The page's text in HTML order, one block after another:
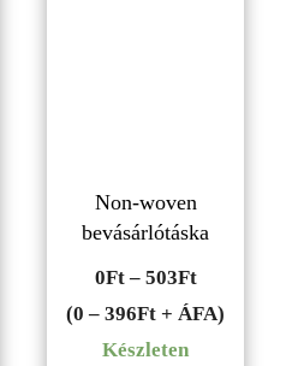
Non-woven
bevásárlótáska
0Ft – 503Ft
0Ft
(0 – 396Ft + ÁFA)
Készleten